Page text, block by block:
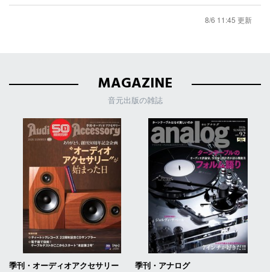
8/6 11:45 更新
MAGAZINE
音元出版の雑誌
季刊・オーディオアクセサリー 季刊・アナログ